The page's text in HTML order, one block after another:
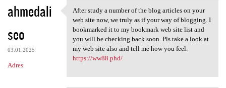
ahmedali
seo
03.01.2025
Adres
After study a number of the
After study a number of the blog articles on your
web site now, we truly as if your way of blogging. I
bookmarked it to my bookmark web site list and
you will be checking back soon. Pls take a look at
my web site also and tell me how you feel.
https://ww88.phd/